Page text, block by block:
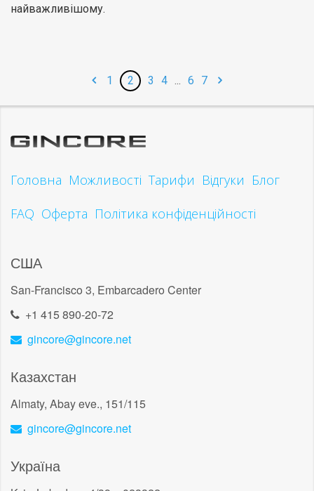
найважливішому.
1 2 3 4 ... 6 7
Головна Можливості Тарифи Відгуки Блог
FAQ Оферта Політика конфіденційності
США
San-Francisco 3, Embarcadero Center
+1 415 890-20-72
gincore@gincore.net
Казахстан
Almaty, Abay eve., 151/115
gincore@gincore.net
Україна